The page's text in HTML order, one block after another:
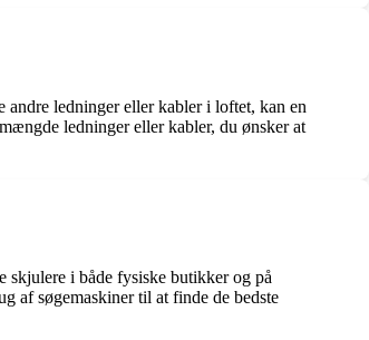
ledninger eller kabler i loftet, kan en
ledninger eller kabler, du ønsker at
i både fysiske butikker og på
af søgemaskiner til at finde de bedste